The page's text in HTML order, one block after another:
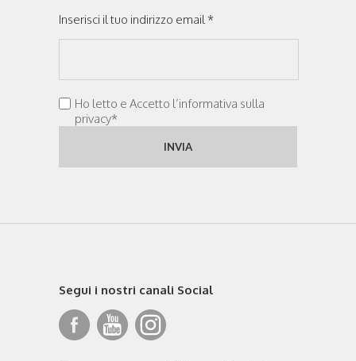
Inserisci il tuo indirizzo email *
Ho letto e Accetto l’informativa sulla
privacy*
Segui i nostri canali Social